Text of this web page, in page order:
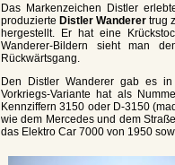
Das Markenzeichen Distler
produzierte Distler Wanderer trug
hergestellt. Er hat eine
Wanderer-Bildern sieht man
Rückwärtsgang.
Den Distler Wanderer gab es in
Vorkriegs-Variante hat als
Kennziffern 3150 oder D-3150
wie dem Mercedes und dem
das Elektro Car 7000 von 1950